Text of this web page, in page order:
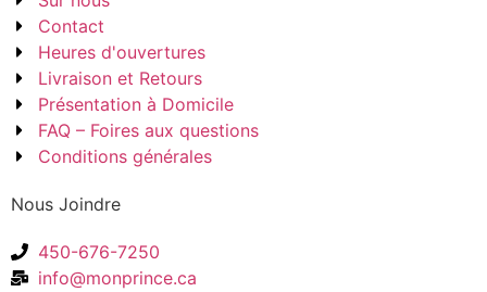
Contact
Heures d'ouvertures
Livraison et Retours
Présentation à Domicile
FAQ – Foires aux questions
Conditions générales
Nous Joindre
450-676-7250
info@monprince.ca